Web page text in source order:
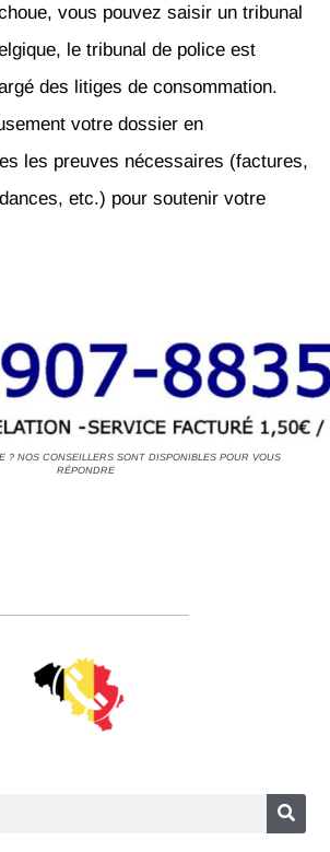
vous pouvez saisir un tribunal
le tribunal de police est
des litiges de consommation.
votre dossier en
les preuves nécessaires (factures,
etc.) pour soutenir votre
? NOS CONSEILLERS SONT DISPONIBLES POUR VOUS
RÉPONDRE